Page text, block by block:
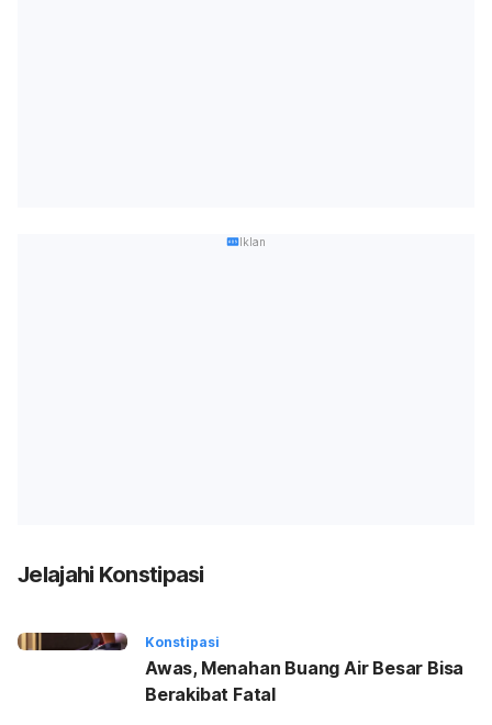
Iklan
Jelajahi Konstipasi
Konstipasi
Awas, Menahan Buang Air Besar Bisa
Berakibat Fatal